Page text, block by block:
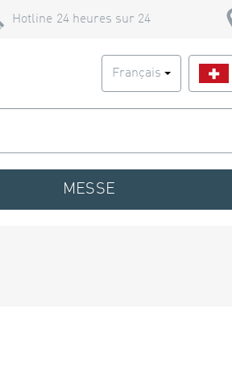
Hotline 24 heures sur 24
Français
MESSE